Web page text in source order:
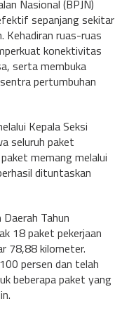
Nasional (BPJN)
sepanjang sekitar
Kehadiran ruas-ruas
konektivitas
serta membuka
pertumbuhan
Kepala Seksi
seluruh paket
memang melalui
dituntaskan
Tahun
18 paket pekerjaan
78,88 kilometer.
persen dan telah
beberapa paket yang